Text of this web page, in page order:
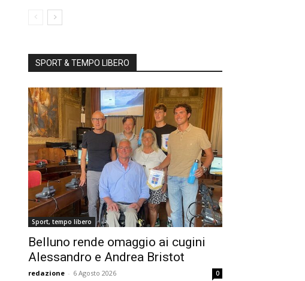
SPORT & TEMPO LIBERO
Sport, tempo libero
Belluno rende omaggio ai cugini
Alessandro e Andrea Bristot
redazione - 6 Agosto 2026 0